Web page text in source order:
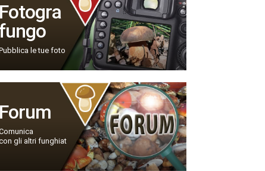
Fotogra
fungo
le tue foto
Forum
gli altri funghiat